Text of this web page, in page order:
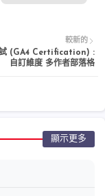
較新的
試 (GA4 Certification) :
自訂維度 多作者部落格
顯示更多